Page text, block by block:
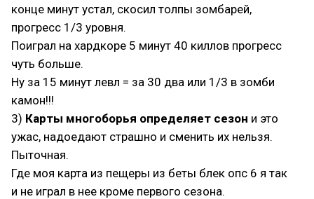
конце минут устал, скосил толпы зомбарей,
прогресс 1/3 уровня.
Поиграл на хардкоре 5 минут 40 киллов прогресс
чуть больше.
Ну за 15 минут левл = за 30 два или 1/3 в зомби
камон!!!
3) Карты многоборья определяет сезон и это
ужас, надоедают страшно и сменить их нельзя.
Пыточная.
Где моя карта из пещеры из беты блек опс 6 я так
и не играл в нее кроме первого сезона.